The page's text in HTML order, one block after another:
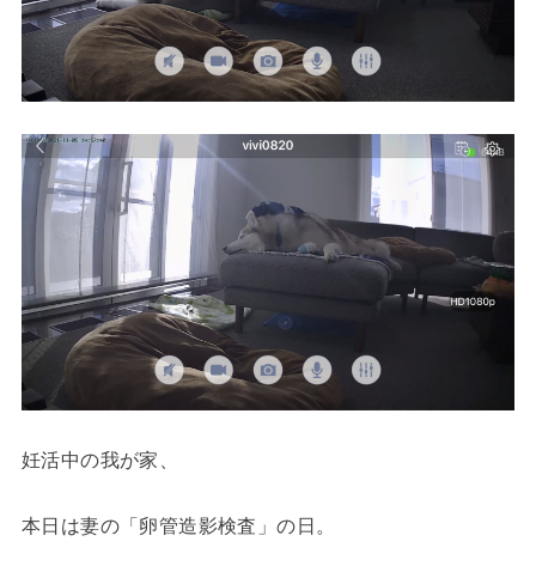
妊活中の我が家、
本日は妻の「卵管造影検査」の日。